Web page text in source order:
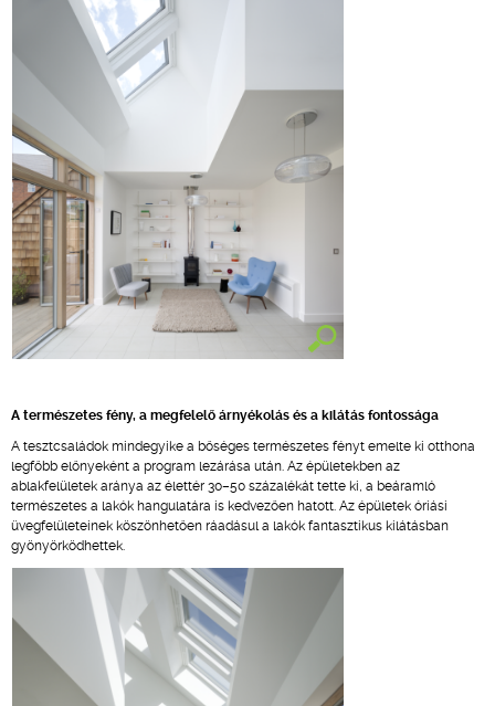
A természetes fény, a megfelelő árnyékolás és a kilátás fontossága
A tesztcsaládok mindegyike a bőséges természetes fényt emelte ki otthona
legfőbb előnyeként a program lezárása után. Az épületekben az
ablakfelületek aránya az élettér 30–50 százalékát tette ki, a beáramló
természetes a lakók hangulatára is kedvezően hatott. Az épületek óriási
üvegfelületeinek köszönhetően ráadásul a lakók fantasztikus kilátásban
gyönyörködhettek.